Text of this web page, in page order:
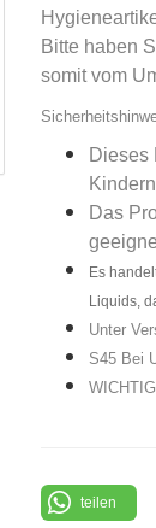
Bitte haben
somit vom
Dieses
Das
Es
Liquids,
Unter
S45 Bei
teilen